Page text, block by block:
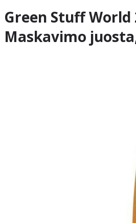
Green Stuff World
Maskavimo